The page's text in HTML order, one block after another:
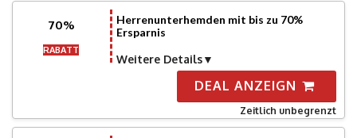
70%
RABATT
Herrenunterhemden mit bis zu 70%
Ersparnis
Weitere Details
DEAL ANZEIGN
Zeitlich unbegrenzt